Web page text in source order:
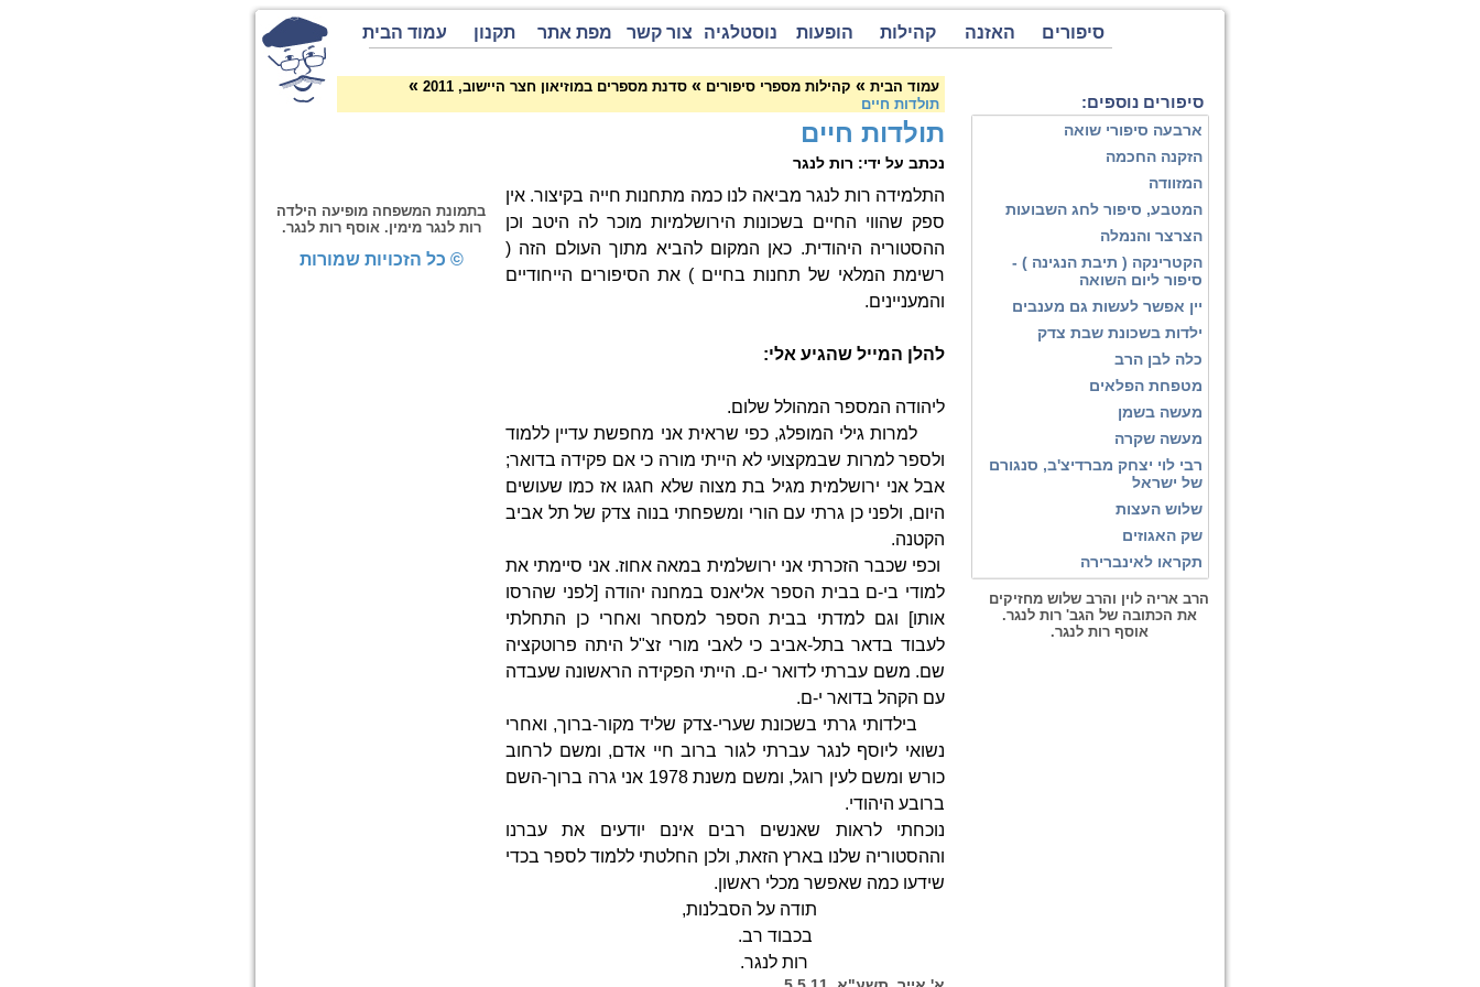
סיפורים האזנה קהילות הופעות נוסטלגיה צור קשר מפת אתר תקנון עמוד הבית
סיפורים נוספים:
ארבעה סיפורי שואה
הזקנה החכמה
המזוודה
המטבע, סיפור לחג השבועות
הצרצר והנמלה
הקטרינקה ( תיבת הנגינה ) -
סיפור ליום השואה
יין אפשר לעשות גם מענבים
ילדות בשכונת שבת צדק
כלה לבן הרב
מטפחת הפלאים
מעשה בשמן
מעשה שקרה
רבי לוי יצחק מברדיצ'ב, סנגורם
של ישראל
שלוש העצות
שק האגוזים
תקראו לאינברירה
הרב אריה לוין והרב שלוש מחזיקים
את הכתובה של הגב' רות לנגר.
אוסף רות לנגר.
עמוד הבית » קהילות מספרי סיפורים » סדנת מספרים במוזיאון חצר היישוב, 2011 »
תולדות חיים
תולדות חיים
נכתב על ידי: רות לנגר
התלמידה רות לנגר מביאה לנו כמה מתחנות חייה בקיצור. אין
ספק שהווי החיים בשכונות הירושלמיות מוכר לה היטב וכן
ההסטוריה היהודית. כאן המקום להביא מתוך העולם הזה (
רשימת המלאי של תחנות בחיים ) את הסיפורים הייחודיים
והמעניינים.
להלן המייל שהגיע אלי:
ליהודה המספר המהולל שלום.
למרות גילי המופלג, כפי שראית אני מחפשת עדיין ללמוד
ולספר למרות שבמקצועי לא הייתי מורה כי אם פקידה בדואר;
אבל אני ירושלמית מגיל בת מצוה שלא חגגו אז כמו שעושים
היום, ולפני כן גרתי עם הורי ומשפחתי בנוה צדק של תל אביב
הקטנה.
וכפי שכבר הזכרתי אני ירושלמית במאה אחוז. אני סיימתי את
למודי בי-ם בבית הספר אליאנס במחנה יהודה [לפני שהרסו
אותו] וגם למדתי בבית הספר למסחר ואחרי כן התחלתי
לעבוד בדאר בתל-אביב כי לאבי מורי זצ"ל היתה פרוטקציה
שם. משם עברתי לדואר י-ם. הייתי הפקידה הראשונה שעבדה
עם הקהל בדואר י-ם.
בילדותי גרתי בשכונת שערי-צדק שליד מקור-ברוך, ואחרי
נשואי ליוסף לנגר עברתי לגור ברוב חיי אדם, ומשם לרחוב
כורש ומשם לעין רוגל, ומשם משנת 1978 אני גרה ברוך-השם
ברובע היהודי.
נוכחתי לראות שאנשים רבים אינם יודעים את עברנו
וההסטוריה שלנו בארץ הזאת, ולכן החלטתי ללמוד לספר בכדי
שידעו כמה שאפשר מכלי ראשון.
תודה על הסבלנות,
בכבוד רב.
רות לנגר.
בתמונת המשפחה מופיעה הילדה
רות לנגר מימין. אוסף רות לנגר.
© כל הזכויות שמורות